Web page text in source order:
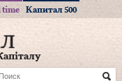
time Капитал 500